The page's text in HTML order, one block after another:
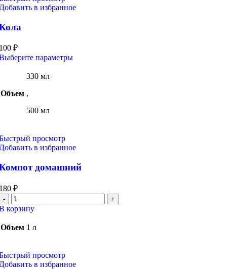
в избранное
₽
параметрыЭтот
товара.
Объем
330 мл
,
500 мл
просмотр
в избранное
домашний
₽
Количество
товара
Компот
домашний
корзину
Объем 1 л
просмотр
в избранное